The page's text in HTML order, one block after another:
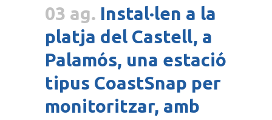
03 ag. Instal·len a la
platja del Castell, a
Palamós, una estació
tipus CoastSnap per
monitoritzar, amb